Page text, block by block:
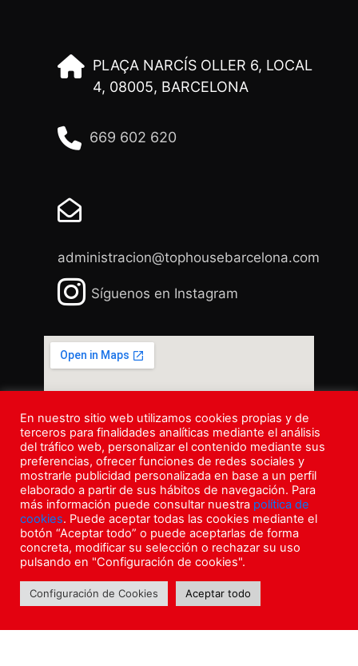
PLAÇA NARCÍS OLLER 6, LOCAL
4, 08005, BARCELONA
669 602 620
administracion@tophousebarcelona.com
Síguenos en Instagram
En nuestro sitio web utilizamos cookies propias y de
terceros para finalidades analíticas mediante el análisis
del tráfico web, personalizar el contenido mediante sus
preferencias, ofrecer funciones de redes sociales y
mostrarle publicidad personalizada en base a un perfil
elaborado a partir de sus hábitos de navegación. Para
más información puede consultar nuestra política de
cookies. Puede aceptar todas las cookies mediante el
botón “Aceptar todo” o puede aceptarlas de forma
concreta, modificar su selección o rechazar su uso
pulsando en "Configuración de cookies".
Configuración de Cookies Aceptar todo